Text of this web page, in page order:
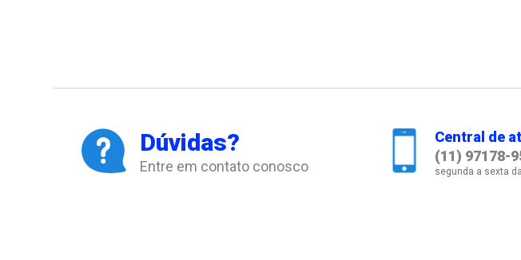
Dúvidas?
Entre em contato conosco
Central de
(11) 97178-
segunda a sexta